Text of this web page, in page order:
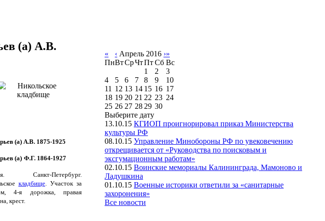
(а) А.В.
(а) А.В. 1875-1925
(а) Ф.Г. 1864-1927
Санкт-Петербург.
кладбище.
Участок за
4-я дорожка, правая
крест.
« ‹ Апрель 2016 ›»
ПнВтСрЧтПтСб Вс
1
2
3
4
5 6 7 8 9
10
11 12 13 14 15 16 17
18 19 20 21 22 23 24
25 26 27 28 29 30
Выберите дату
13.10.15 КГИОП проигнорировал приказ Министерства
культуры РФ
08.10.15 Управление Минобороны РФ по увековечению
открещивается от «Руководства по поисковым и
эксгумационным работам»
02.10.15 Воинские мемориалы Калининграда, Мамоново и
Ладушкина
01.10.15 Военные историки ответили за «санитарные
захоронения»
Все новости